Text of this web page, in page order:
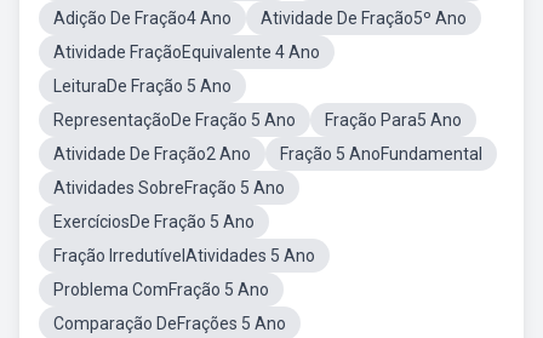
Adição De Fração4 Ano
Atividade De Fração5º Ano
Atividade FraçãoEquivalente 4 Ano
LeituraDe Fração 5 Ano
RepresentaçãoDe Fração 5 Ano
Fração Para5 Ano
Atividade De Fração2 Ano
Fração 5 AnoFundamental
Atividades SobreFração 5 Ano
ExercíciosDe Fração 5 Ano
Fração IrredutívelAtividades 5 Ano
Problema ComFração 5 Ano
Comparação DeFrações 5 Ano